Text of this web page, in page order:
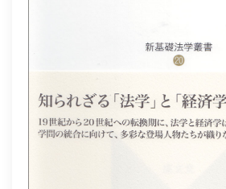
学会誌等